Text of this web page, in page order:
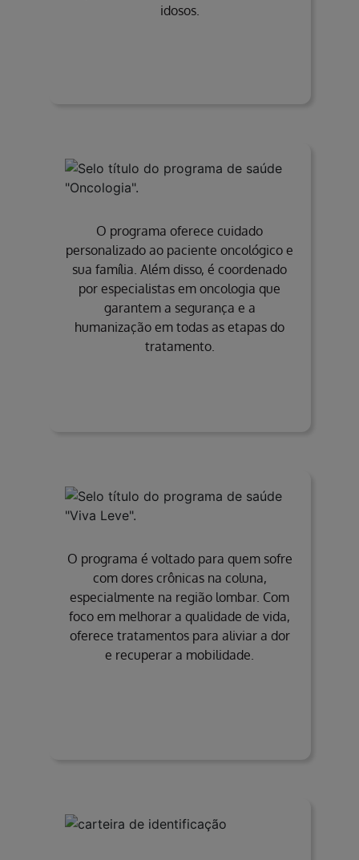
idosos.
O programa oferece cuidado
personalizado ao paciente oncológico e
sua família. Além disso, é coordenado
por especialistas em oncologia que
garantem a segurança e a
humanização em todas as etapas do
tratamento.
O programa é voltado para quem sofre
com dores crônicas na coluna,
especialmente na região lombar. Com
foco em melhorar a qualidade de vida,
oferece tratamentos para aliviar a dor
e recuperar a mobilidade.